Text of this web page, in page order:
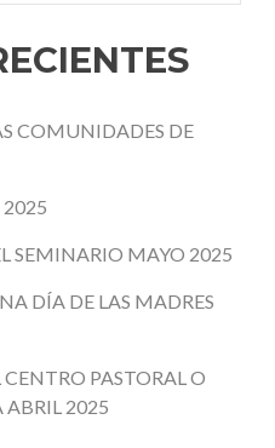
COMUNIDADES DE
SEMINARIO MAYO 2025
DÍA DE LAS MADRES
PASTORAL O
2025